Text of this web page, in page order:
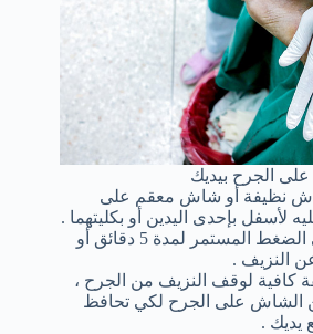
الجرح بيديك
نظيفة أو شاش معقم على
لأسفل بإحدى اليدين أو بكليتهما .
بعد ذلك ، استمر في الضغط المستمر لمدة 5 دقائق أو
النزيف .
كافية لوقف النزيف من الجرح ،
الشاش على الجرح لكي تحافظ
يديك .